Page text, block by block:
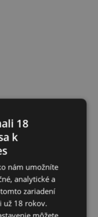
18
k
nám umožníte
analytické a
zariadení
už 18 rokov.